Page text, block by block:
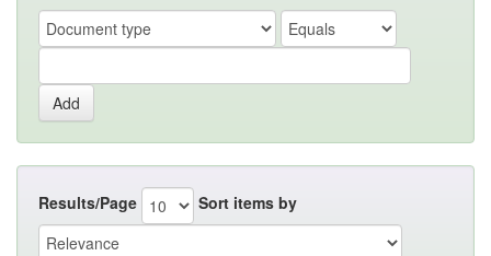
Results/Page Sort items by